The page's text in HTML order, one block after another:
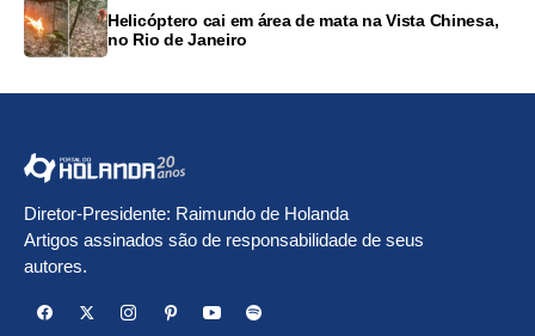
Helicóptero cai em área de mata na Vista Chinesa,
no Rio de Janeiro
Diretor-Presidente: Raimundo de Holanda
Artigos assinados são de responsabilidade de seus
autores.